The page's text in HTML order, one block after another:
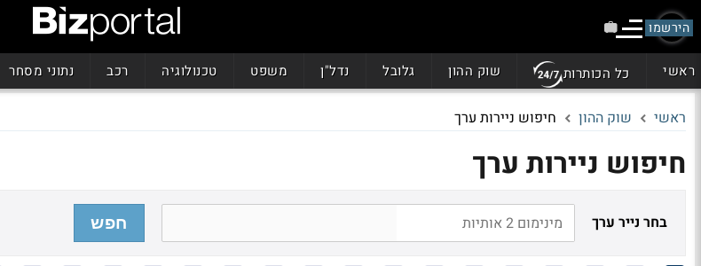
הירשמו
ראשי כל הכותרות שוק ההון גלובל נדל"ן משפט טכנולוגיה רכב נתוני מסחר
ראשי שוק ההון חיפוש ניירות ערך
חיפוש ניירות ערך
בחר נייר ערך חפש